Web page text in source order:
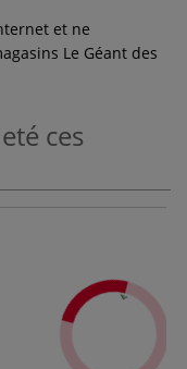
et ne
Le Géant des
ces